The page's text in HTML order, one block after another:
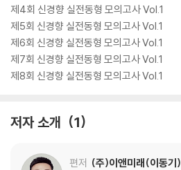
제4회 신경향 실전동형 모의고사 Vol.1
제5회 신경향 실전동형 모의고사 Vol.1
제6회 신경향 실전동형 모의고사 Vol.1
제7회 신경향 실전동형 모의고사 Vol.1
제8회 신경향 실전동형 모의고사 Vol.1
저자 소개 1
편저 (주)이앤미래(이동기)